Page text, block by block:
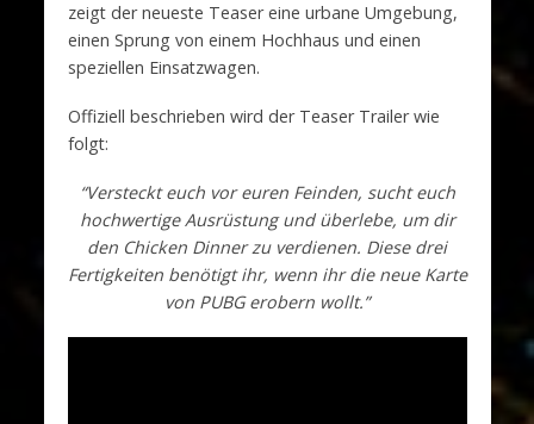
zeigt der neueste Teaser eine urbane Umgebung,
einen Sprung von einem Hochhaus und einen
speziellen Einsatzwagen.
Offiziell beschrieben wird der Teaser Trailer wie
folgt:
“Versteckt euch vor euren Feinden, sucht euch
hochwertige Ausrüstung und überlebe, um dir
den Chicken Dinner zu verdienen. Diese drei
Fertigkeiten benötigt ihr, wenn ihr die neue Karte
von PUBG erobern wollt.”